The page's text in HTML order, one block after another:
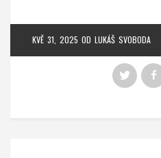
KVĚ 31, 2025 OD LUKÁŠ SVOBODA